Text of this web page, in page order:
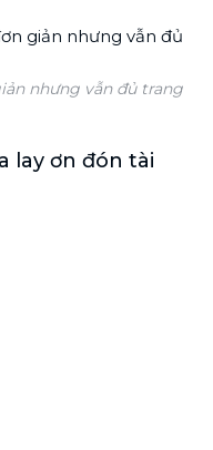
nhưng vẫn đủ trang
lay ơn đón tài